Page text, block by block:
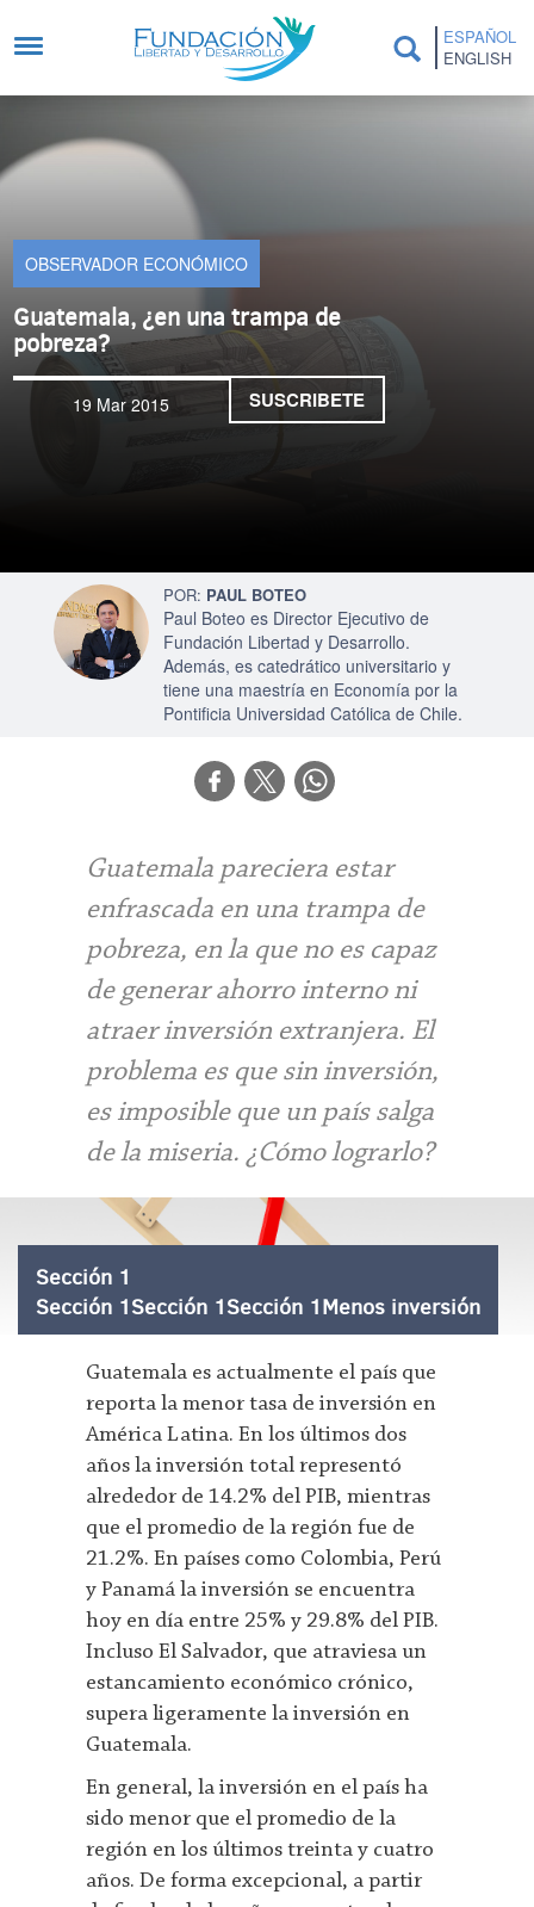
ESPAÑOL
ENGLISH
OBSERVADOR ECONÓMICO
Guatemala, ¿en una trampa de
pobreza?
19 Mar 2015 SUSCRIBETE
PAUL BOTEO
Paul Boteo es Director Ejecutivo de
Fundación Libertad y Desarrollo.
Además, es catedrático universitario y
tiene una maestría en Economía por la
Pontificia Universidad Católica de Chile.
Guatemala pareciera estar
enfrascada en una trampa de
pobreza, en la que no es capaz
de generar ahorro interno ni
atraer inversión extranjera. El
problema es que sin inversión,
es imposible que un país salga
de la miseria. ¿Cómo lograrlo?
Sección 1
Sección 1Sección 1Sección 1Menos inversión
Guatemala es actualmente el país que
reporta la menor tasa de inversión en
América Latina. En los últimos dos
años la inversión total representó
alrededor de 14.2% del PIB, mientras
que el promedio de la región fue de
21.2%. En países como Colombia, Perú
y Panamá la inversión se encuentra
hoy en día entre 25% y 29.8% del PIB.
Incluso El Salvador, que atraviesa un
estancamiento económico crónico,
supera ligeramente la inversión en
Guatemala.
En general, la inversión en el país ha
sido menor que el promedio de la
región en los últimos treinta y cuatro
años. De forma excepcional, a partir